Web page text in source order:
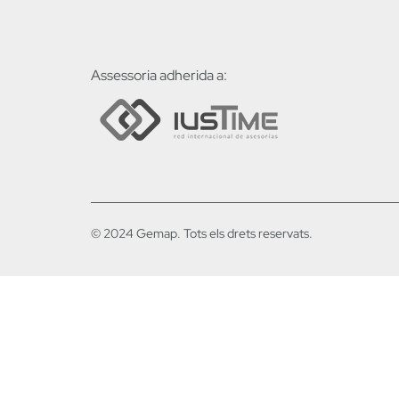
Assessoria adherida a:
© 2024 Gemap. Tots els drets reservats.